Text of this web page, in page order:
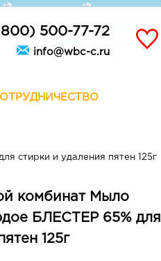
500-77-72
info@wbc-c.ru
стирки и удаления пятен 125г
комбинат Мыло
БЛЕСТЕР 65% для
125г